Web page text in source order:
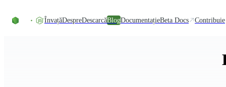
ÎnvațăDespreDescarcăBlogDocumentațieBeta Docs Contribuie